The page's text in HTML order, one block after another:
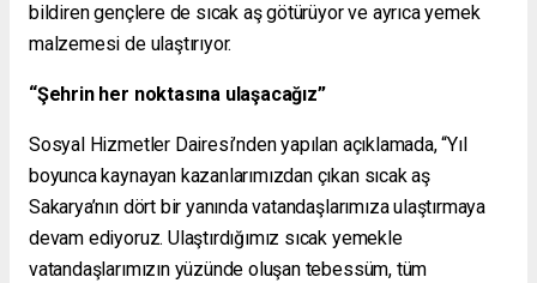
bildiren gençlere de sıcak aş götürüyor ve ayrıca yemek
malzemesi de ulaştırıyor.
“Şehrin her noktasına ulaşacağız”
Sosyal Hizmetler Dairesi’nden yapılan açıklamada, “Yıl
boyunca kaynayan kazanlarımızdan çıkan sıcak aş
Sakarya’nın dört bir yanında vatandaşlarımıza ulaştırmaya
devam ediyoruz. Ulaştırdığımız sıcak yemekle
vatandaşlarımızın yüzünde oluşan tebessüm, tüm